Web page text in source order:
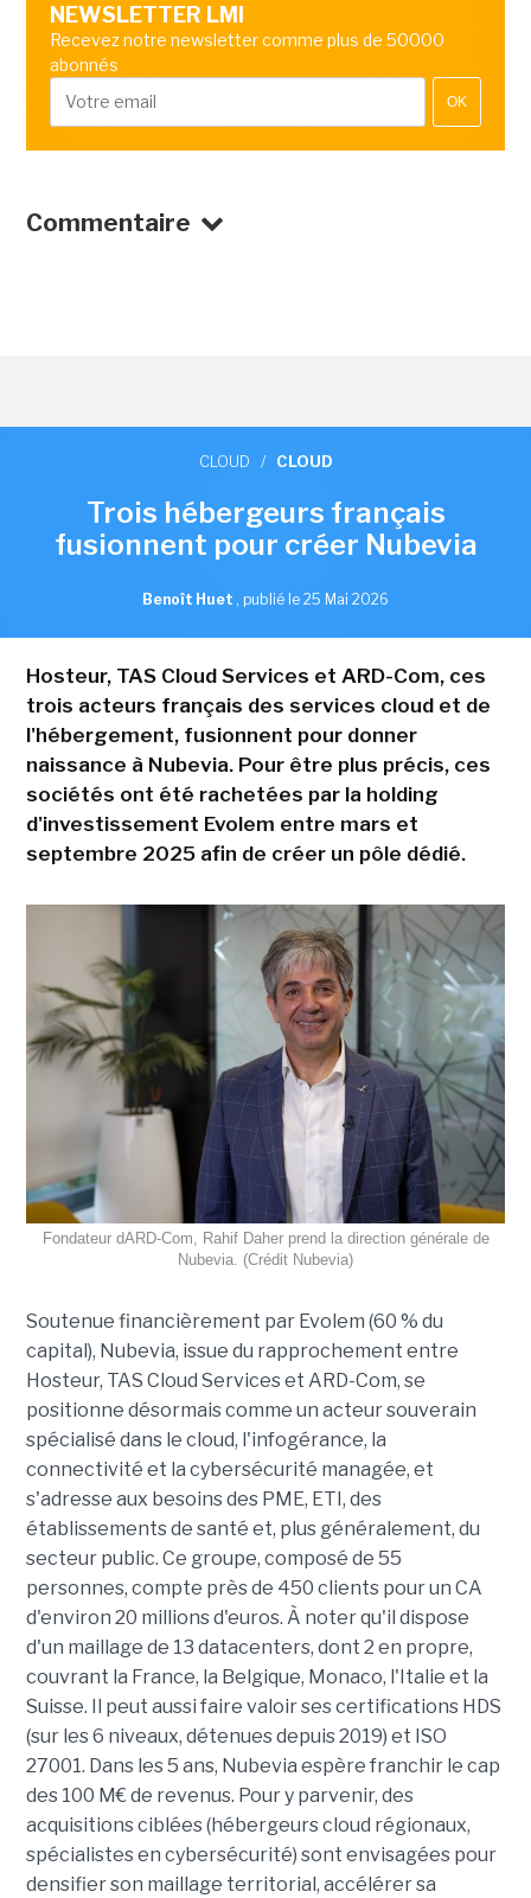
NEWSLETTER LMI
Recevez notre newsletter comme plus de 50000
abonnés
OK
Commentaire
CLOUD / CLOUD
Trois hébergeurs français
fusionnent pour créer Nubevia
Benoît Huet , publié le 25 Mai 2026
Hosteur, TAS Cloud Services et ARD-Com, ces
trois acteurs français des services cloud et de
l'hébergement, fusionnent pour donner
naissance à Nubevia. Pour être plus précis, ces
sociétés ont été rachetées par la holding
d'investissement Evolem entre mars et
septembre 2025 afin de créer un pôle dédié.
Fondateur dARD-Com, Rahif Daher prend la direction générale de
Nubevia. (Crédit Nubevia)
Soutenue financièrement par Evolem (60 % du
capital), Nubevia, issue du rapprochement entre
Hosteur, TAS Cloud Services et ARD-Com, se
positionne désormais comme un acteur souverain
spécialisé dans le cloud, l'infogérance, la
connectivité et la cybersécurité managée, et
s'adresse aux besoins des PME, ETI, des
établissements de santé et, plus généralement, du
secteur public. Ce groupe, composé de 55
personnes, compte près de 450 clients pour un CA
d'environ 20 millions d'euros. À noter qu'il dispose
d'un maillage de 13 datacenters, dont 2 en propre,
couvrant la France, la Belgique, Monaco, l'Italie et la
Suisse. Il peut aussi faire valoir ses certifications HDS
(sur les 6 niveaux, détenues depuis 2019) et ISO
27001. Dans les 5 ans, Nubevia espère franchir le cap
des 100 M€ de revenus. Pour y parvenir, des
acquisitions ciblées (hébergeurs cloud régionaux,
spécialistes en cybersécurité) sont envisagées pour
densifier son maillage territorial, accélérer sa